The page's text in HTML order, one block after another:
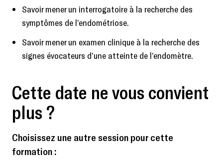
Cette date ne vous convient
plus ?
Choisissez une autre session pour cette
formation :
Savoir mener un interrogatoire à la recherche des
symptômes de l’endométriose.
Savoir mener un examen clinique à la recherche des
signes évocateurs d’une atteinte de l’endomètre.